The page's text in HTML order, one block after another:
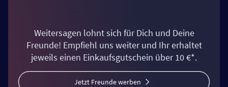
Weitersagen lohnt sich für Dich und Deine
Freunde! Empfiehl uns weiter und Ihr erhaltet
jeweils einen Einkaufsgutschein über 10 €*.
Jetzt Freunde werben